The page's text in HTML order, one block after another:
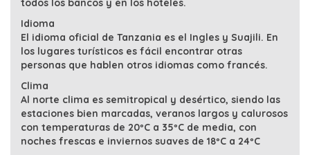
todos los bancos y en los hoteles.
Idioma
El idioma oficial de Tanzania es el Ingles y Suajili. En
los lugares turísticos es fácil encontrar otras
personas que hablen otros idiomas como francés.
Clima
Al norte clima es semitropical y desértico, siendo las
estaciones bien marcadas, veranos largos y calurosos
con temperaturas de 20ºC a 35ºC de media, con
noches frescas e inviernos suaves de 18ºC a 24ºC